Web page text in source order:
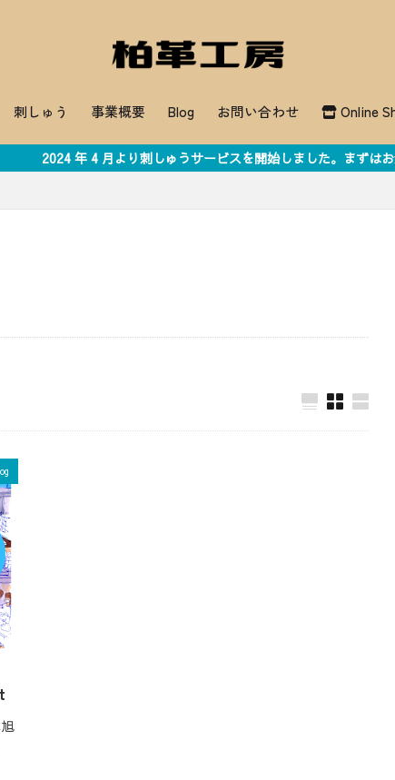
刺しゅう 事業概要 Blog お問い合わせ Online
ゅうサービスを開始しました。まずはお気軽にお問い合わせくだ